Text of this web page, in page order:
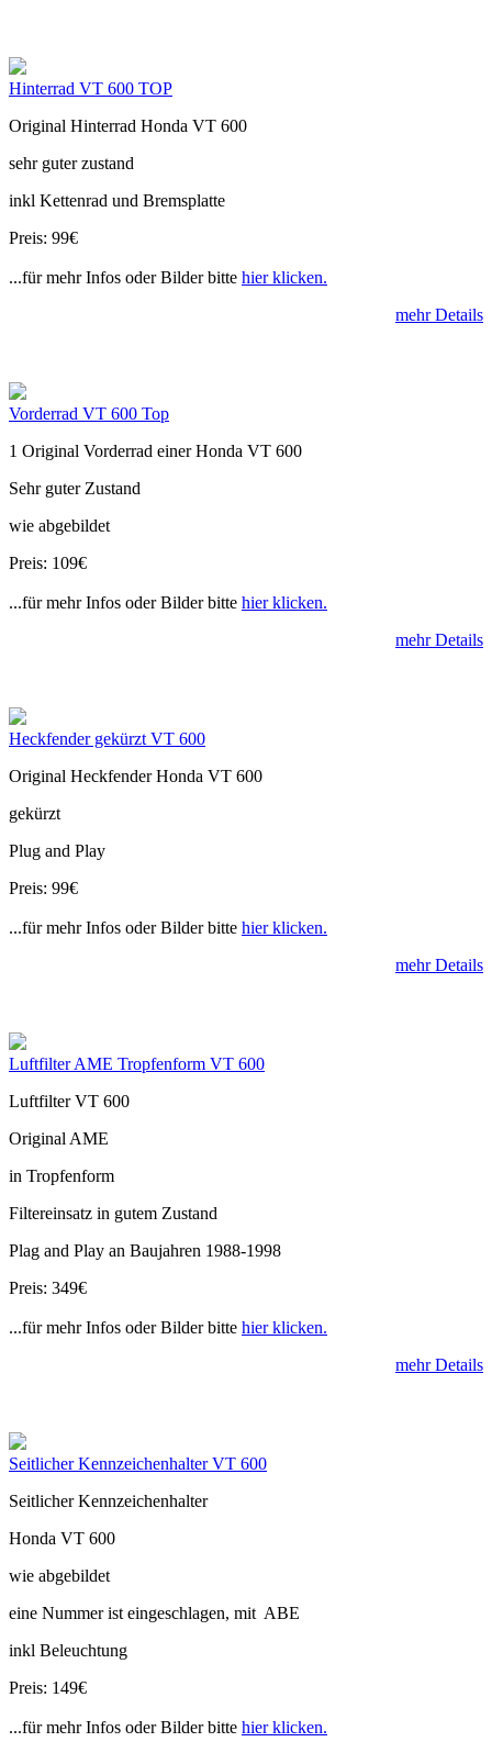
Hinterrad VT 600 TOP
Original Hinterrad Honda VT 600
sehr guter zustand
inkl Kettenrad und Bremsplatte
Preis: 99€
...für mehr Infos oder Bilder bitte hier klicken.
mehr Details
Vorderrad VT 600 Top
1 Original Vorderrad einer Honda VT 600
Sehr guter Zustand
wie abgebildet
Preis: 109€
...für mehr Infos oder Bilder bitte hier klicken.
mehr Details
Heckfender gekürzt VT 600
Original Heckfender Honda VT 600
gekürzt
Plug and Play
Preis: 99€
...für mehr Infos oder Bilder bitte hier klicken.
mehr Details
Luftfilter AME Tropfenform VT 600
Luftfilter VT 600
Original AME
in Tropfenform
Filtereinsatz in gutem Zustand
Plag and Play an Baujahren 1988-1998
Preis: 349€
...für mehr Infos oder Bilder bitte hier klicken.
mehr Details
Seitlicher Kennzeichenhalter VT 600
Seitlicher Kennzeichenhalter
Honda VT 600
wie abgebildet
eine Nummer ist eingeschlagen, mit ABE
inkl Beleuchtung
Preis: 149€
...für mehr Infos oder Bilder bitte hier klicken.